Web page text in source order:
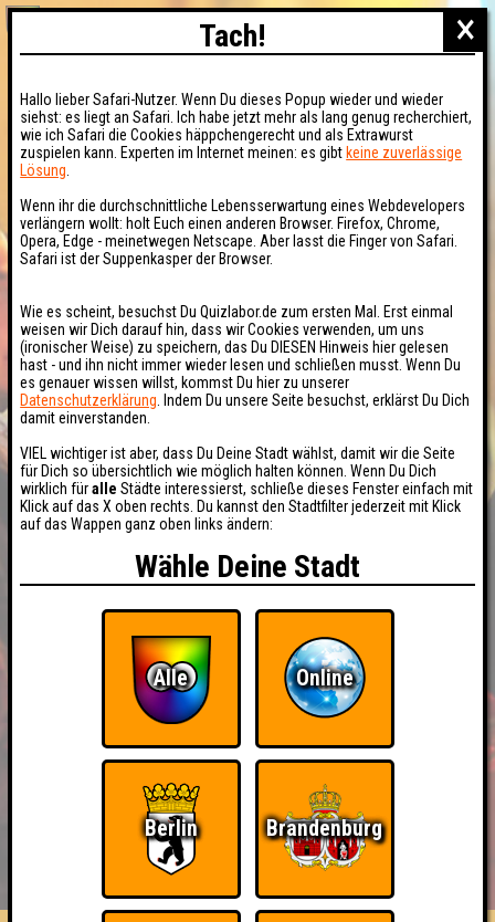
HIGHSCORE RESERVIERUNG
FAQ ÜBER UNS
×
Tach!
Hallo lieber Safari-Nutzer. Wenn Du dieses Popup wieder und wieder
siehst: es liegt an Safari. Ich habe jetzt mehr als lang genug recherchiert,
wie ich Safari die Cookies häppchengerecht und als Extrawurst
zuspielen kann. Experten im Internet meinen: es gibt keine zuverlässige
Lösung
Wenn ihr die durchschnittliche Lebensserwartung eines Webdevelopers
verlängern wollt: holt Euch einen anderen Browser. Firefox, Chrome,
Opera, Edge - meinetwegen Netscape. Aber lasst die Finger von Safari.
Safari ist der Suppenkasper der Browser.
Wie es scheint, besuchst Du Quizlabor.de zum ersten Mal. Erst einmal
weisen wir Dich darauf hin, dass wir Cookies verwenden, um uns
(ironischer Weise) zu speichern, das Du DIESEN Hinweis hier gelesen
hast - und ihn nicht immer wieder lesen und schließen musst. Wenn Du
es genauer wissen willst, kommst Du hier zu unserer
Datenschutzerklärung . Indem Du unsere Seite besuchst, erklärst Du Dich
damit einverstanden.
VIEL wichtiger ist aber, dass Du Deine Stadt wählst, damit wir die Seite
für Dich so übersichtlich wie möglich halten können. Wenn Du Dich
wirklich füralle Städte interessierst, schließe dieses Fenster einfach mit
Klick auf das X oben rechts. Du kannst den Stadtfilter jederzeit mit Klick
auf das Wappen ganz oben links ändern:
Wähle Deine Stadt
Alle Online
Berlin Brandenburg